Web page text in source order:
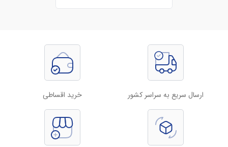
ارسال سریع به سراسر کشور خرید اقساطی